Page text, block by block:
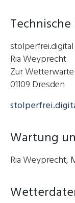
Ria Weyprecht
Zur
01109 Dresden
Wartung
Ria Weyprecht,